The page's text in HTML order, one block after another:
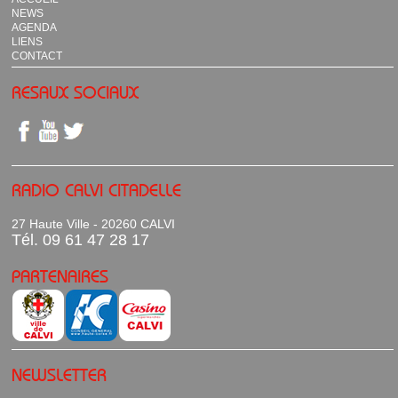
NEWS
AGENDA
LIENS
CONTACT
RESAUX SOCIAUX
RADIO CALVI CITADELLE
27 Haute Ville - 20260 CALVI
Tél. 09 61 47 28 17
PARTENAIRES
NEWSLETTER